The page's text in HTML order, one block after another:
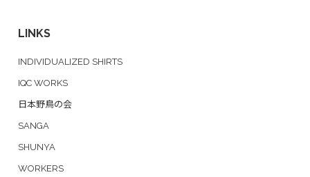
LINKS
INDIVIDUALIZED SHIRTS
IQC WORKS
日本野鳥の会
SANGA
SHUNYA
WORKERS